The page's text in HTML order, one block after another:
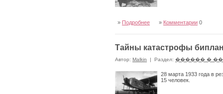
» Подробнее » Комментарии 0
Тайны катастрофы
Автор: Malkin | Раздел: ������ �
28 марта 1933 года в
15 человек.